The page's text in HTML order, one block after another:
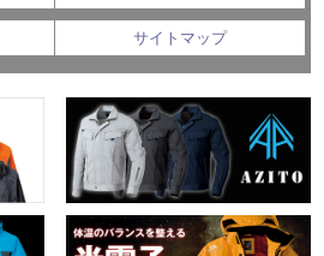
サイトマップ